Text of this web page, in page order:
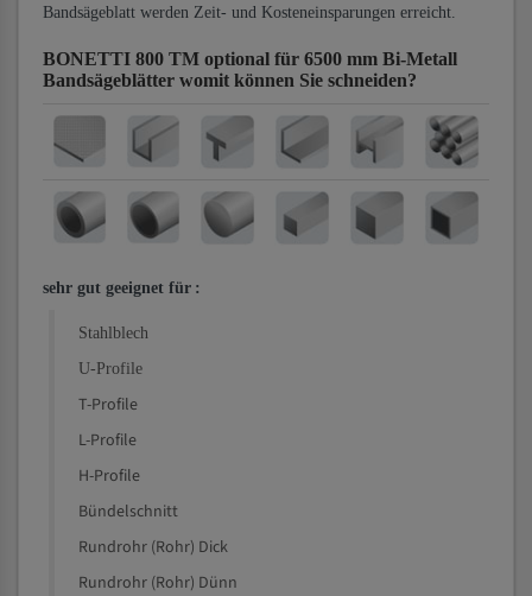
Bandsägeblatt werden Zeit- und Kosteneinsparungen erreicht.
BONETTI 800 TM optional für 6500 mm Bi-Metall
Bandsägeblätter womit können Sie schneiden?
sehr gut geeignet für :
Stahlblech
U-Profile
T-Profile
L-Profile
H-Profile
Bündelschnitt
Rundrohr (Rohr) Dick
Rundrohr (Rohr) Dünn